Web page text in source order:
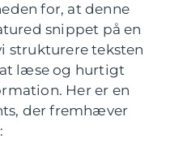
for, at denne
snippet på en
strukturere teksten
læse og hurtigt
Her er en
der fremhæver